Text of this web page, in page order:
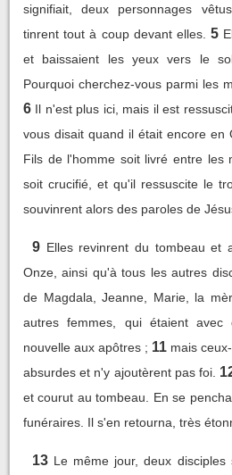
signifiait, deux personnages
tinrent tout à coup devant elles. 5
et baissaient les yeux vers le
Pourquoi cherchez-vous parmi les
6 Il n'est plus ici, mais il est
vous disait quand il était encore en
Fils de l'homme soit livré entre les
soit crucifié, et qu'il ressuscite le
souvinrent alors des paroles de
9 Elles revinrent du tombeau et
Onze, ainsi qu'à tous les autres
de Magdala, Jeanne, Marie, la
autres femmes, qui étaient avec
nouvelle aux apôtres ; 11 mais
absurdes et n'y ajoutèrent pas foi.
et courut au tombeau. En se
funéraires. Il s'en retourna, très
13 Le même jour, deux